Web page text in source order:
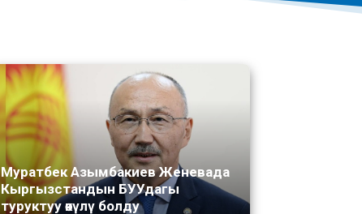
Муратбек Азымбакиев Женевада
Кыргызстандын БУУдагы
туруктуу өкүлү болду